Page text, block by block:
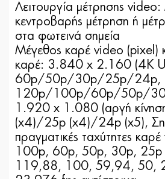
Λειτουργία μέτρησης
κεντροβαρής μέτρηση ή
στα φωτεινά σημεία
Μέγεθος καρέ video (pixel)
καρέ: 3.840 x 2.160 (4K
60p/50p/30p/25p/24p,
120p/100p/60p/50p/
1.920 x 1.080 (αργή
(x4)/25p (x4)/24p (x5),
πραγματικές ταχύτητες
100p, 60p, 50p, 30p, 25p
119,88, 100, 59,94, 50,